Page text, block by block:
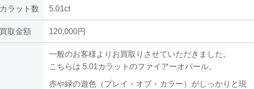
カラット数 5.01ct
買取金額 120,000円
一般のお客様よりお買取りさせていただきました。
こちらは 5.01カラットのファイアーオパール。
赤や緑の遊色（プレイ・オブ・カラー）がしっかりと現